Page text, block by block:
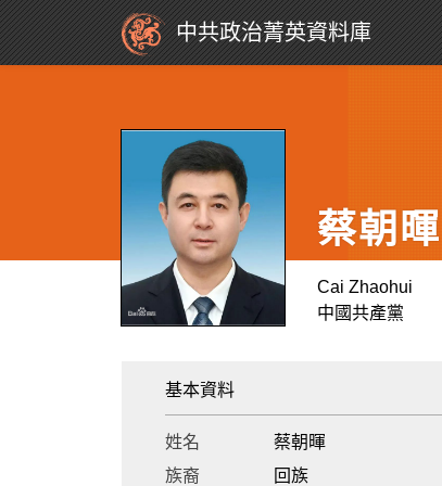
中共政治菁英資料庫
蔡朝暉
Cai Zhaohui
中國共產黨
基本資料
姓名 蔡朝暉
族裔
回族